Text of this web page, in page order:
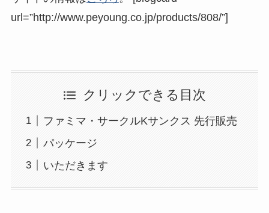
url=”http://www.peyoung.co.jp/products/808/”]
クリックできる目次
ファミマ・サークルKサンクス 先行販売
パッケージ
いただきます